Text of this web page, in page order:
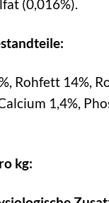
(0,016%).
Rohfett 14%,
1,4%,
kg: